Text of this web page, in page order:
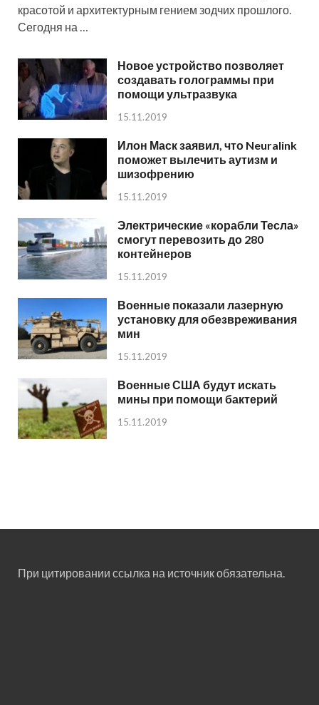
красотой и архитектурным гением зодчих прошлого.
Сегодня на …
Новое устройство позволяет
создавать голограммы при
помощи ультразвука
15.11.2019
Илон Маск заявил, что Neuralink
поможет вылечить аутизм и
шизофрению
15.11.2019
Электрические «корабли Тесла»
смогут перевозить до 280
контейнеров
15.11.2019
Военные показали лазерную
установку для обезвреживания
мин
15.11.2019
Военные США будут искать
мины при помощи бактерий
15.11.2019
При цитировании ссылка на источник обязательна.